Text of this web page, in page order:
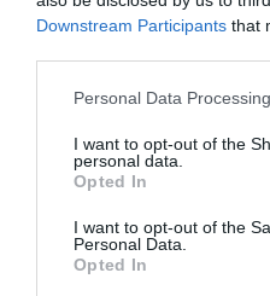
Downstream Participants that
Personal Data
I want to opt-out of the
personal data.
Opted In
I want to opt-out of the
Personal Data.
Opted In
Σαντορίνης. Τα δύο θαλάσσια
αδιευκρίνιστες συνθήκες, με
εκτεταμένες υλικές ζημιές
τζετ σκι επέβαιναν δύο